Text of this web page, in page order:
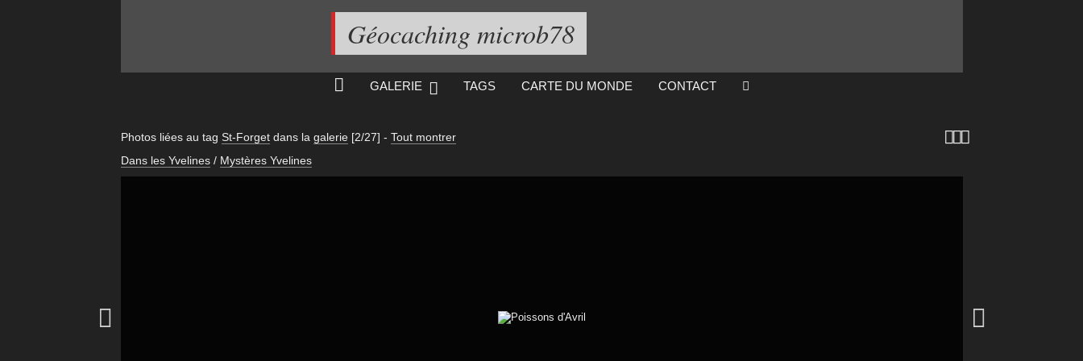
Géocaching microb78
GALERIE TAGS CARTE DU MONDE CONTACT
Photos liées au tag St-Forgetdans la galerie [2/27] - Tout montrer
Dans les Yvelines / Mystères Yvelines

 